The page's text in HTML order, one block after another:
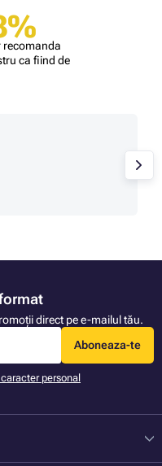
recomanda
ca fiind de
direct pe e-mailul tău.
Aboneaza-te
personal